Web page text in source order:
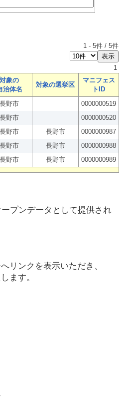
1 - 5件 / 5件
1
対象の
治体名
対象の選挙区
マニフェス
トID
長野市
0000000519
長野市
0000000520
長野市 長野市
0000000987
長野市 長野市
0000000988
長野市 長野市 0000000989
プンデータとして提供され
リンクを表示いただき、
ます。